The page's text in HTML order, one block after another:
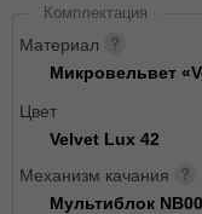
Комплектация
Материал
Микровельвет
Цвет
Velvet Lux 42
Механизм качания
Мультиблок